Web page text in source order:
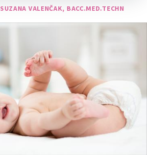
SUZANA VALENČAK, BACC.MED.TECHN